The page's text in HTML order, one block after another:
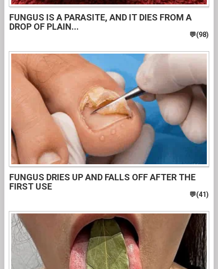
FUNGUS IS A PARASITE, AND IT DIES FROM A
DROP OF PLAIN...
FUNGUS DRIES UP AND FALLS OFF AFTER THE
FIRST USE